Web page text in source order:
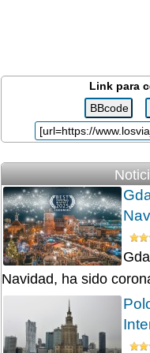
Link para
Navidad, ha sido